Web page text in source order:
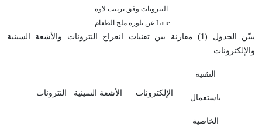
النترونات وفق ترتيب لاوه
Laue عن بلورة ملح الطعام.
يبيّن الجدول (1) مقارنة بين تقنيات انعراج النترونات والأشعة السينية
والإلكترونات.
التقنية
باستعمال
الإلكترونات الأشعة السينية النترونات
الخاصية